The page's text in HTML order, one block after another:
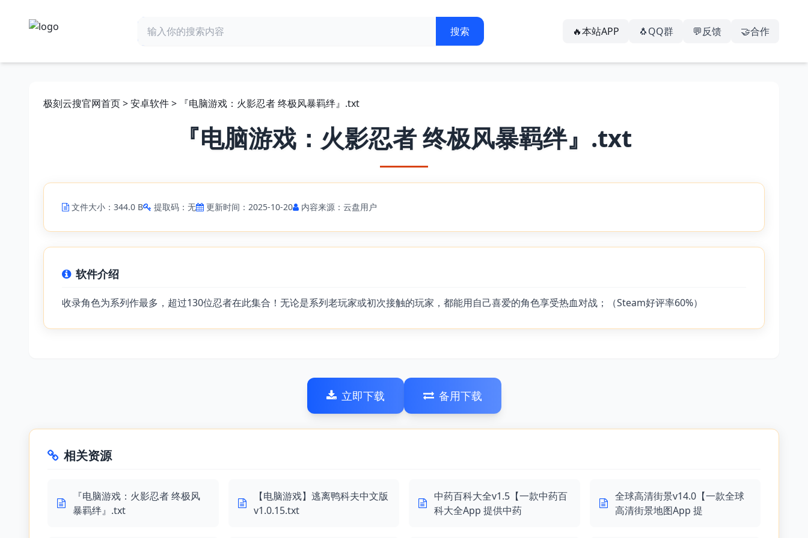
🔥本站APP 🐧QQ群 💬反馈 🤝合作
极刻云搜官网首页>安卓软件> 『电脑游戏：火影忍者 终极风暴羁绊』.txt
『电脑游戏：火影忍者 终极风暴羁绊』.txt
文件大小：344.0 B 提取码：无 更新时间：2025-10-20 内容来源：云盘用户
软件介绍
收录角色为系列作最多，超过130位忍者在此集合！无论是系列老玩家或初次接触的玩家，都能用自己喜爱的角色享受热血对战；（Steam好评率60%）
立即下载 备用下载
相关资源
『电脑游戏：火影忍者 终极风
暴羁绊』.txt
【电脑游戏】逃离鸭科夫中文版
v1.0.15.txt
中药百科大全v1.5【一款中药百
科大全App 提供中药
全球高清街景v14.0【一款全球
高清街景地图App 提